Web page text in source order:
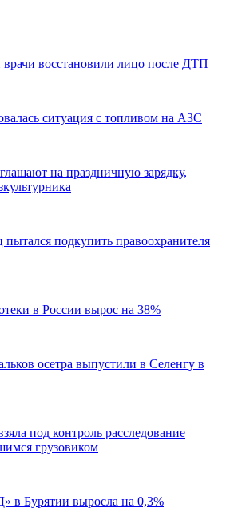
восстановили лицо после ДТП
ситуация с топливом на АЗС
на праздничную зарядку,
подкупить правоохранителя
в России вырос на 38%
осетра выпустили в Селенгу в
под контроль расследование
грузовиком
в Бурятии выросла на 0,3%